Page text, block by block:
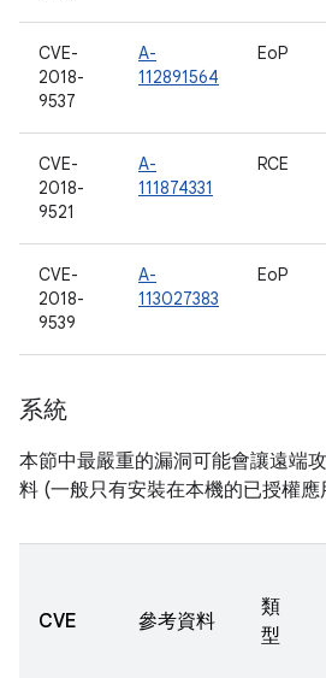
CVE-
2018-
9537
A-
112891564
EoP
CVE-
2018-
9521
A-
111874331
RCE
CVE-
2018-
9539
A-
113027383
EoP
系統
本節中最嚴重的漏洞可能會讓遠端
料 (一般只有安裝在本機的已授權應
CVE 參考資料
類
型